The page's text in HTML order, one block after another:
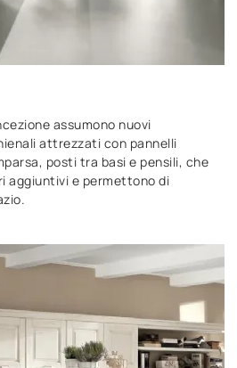
assumono nuovi
attrezzati con pannelli
posti tra basi e pensili, che
aggiuntivi e permettono di